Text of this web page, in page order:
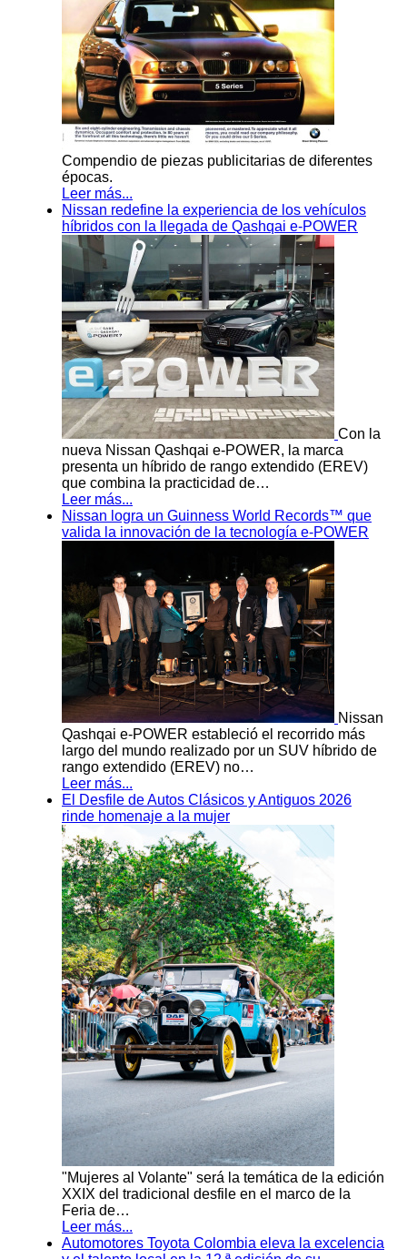
Compendio de piezas publicitarias de diferentes
épocas.
Leer más...
Nissan redefine la experiencia de los vehículos
híbridos con la llegada de Qashqai e-POWER
Con la
nueva Nissan Qashqai e-POWER, la marca
presenta un híbrido de rango extendido (EREV)
que combina la practicidad de…
Leer más...
Nissan logra un Guinness World Records™ que
valida la innovación de la tecnología e-POWER
Nissan
Qashqai e-POWER estableció el recorrido más
largo del mundo realizado por un SUV híbrido de
rango extendido (EREV) no…
Leer más...
El Desfile de Autos Clásicos y Antiguos 2026
rinde homenaje a la mujer
"Mujeres al Volante" será la temática de la edición
XXIX del tradicional desfile en el marco de la
Feria de…
Leer más...
Automotores Toyota Colombia eleva la excelencia